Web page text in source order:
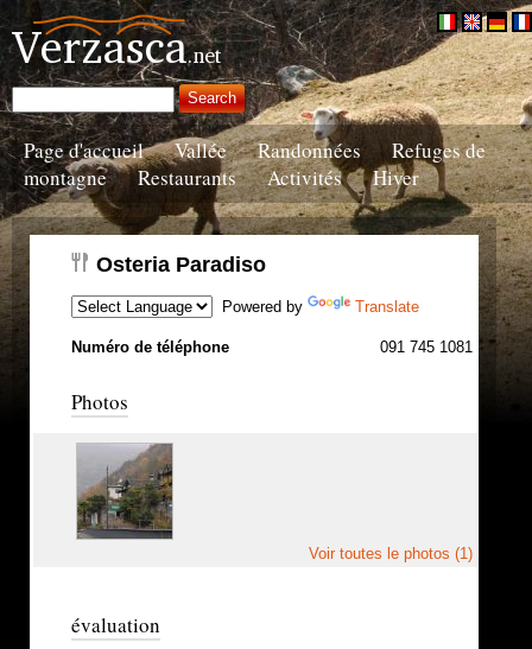
Page d'accueil Vallée Randonnées
Refuges de
montagne
Restaurants Activités Hiver
Osteria Paradiso
Powered by Translate
Numéro de téléphone 091 745 1081
Photos
Voir toutes le photos (1)
évaluation